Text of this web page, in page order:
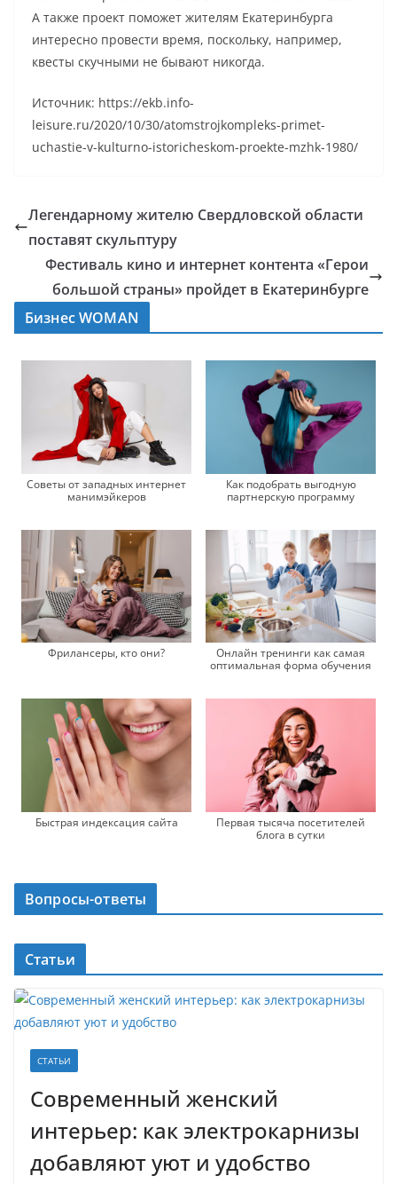
А также проект поможет жителям Екатеринбурга
интересно провести время, поскольку, например,
квесты скучными не бывают никогда.
Источник: https://ekb.info-
leisure.ru/2020/10/30/atomstrojkompleks-primet-
uchastie-v-kulturno-istoricheskom-proekte-mzhk-1980/
Легендарному жителю Свердловской области
поставят скульптуру
Фестиваль кино и интернет контента «Герои
большой страны» пройдет в Екатеринбурге
Бизнес WOMAN
Советы от западных интернет
манимэйкеров
Как подобрать выгодную
партнерскую программу
Фрилансеры, кто они?
Онлайн тренинги как самая
оптимальная форма обучения
Быстрая индексация сайта
Первая тысяча посетителей
блога в сутки
Вопросы-ответы
Статьи
СТАТЬИ
Современный женский
интерьер: как электрокарнизы
добавляют уют и удобство